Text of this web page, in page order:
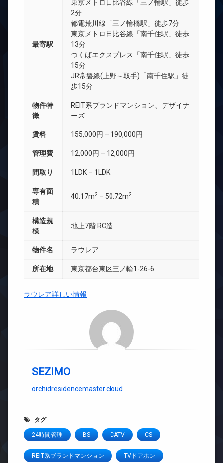
最寄駅
東京メトロ日比谷線「三ノ輪駅」徒歩
2分
都電荒川線「三ノ輪橋駅」徒歩7分
東京メトロ日比谷線「南千住駅」徒歩
13分
つくばエクスプレス「南千住駅」徒歩
15分
JR常磐線(上野～取手)「南千住駅」徒
歩15分
物件特
徴
REIT系ブランドマンション、デザイナ
ーズ
賃料 155,000円 – 190,000円
管理費 12,000円 – 12,000円
間取り 1LDK – 1LDK
専有面
積
40.17m2 – 50.72m2
構造規
模
地上7階 RC造
物件名 ラウレア
所在地 東京都台東区三ノ輪1-26-6
ラウレア詳しい情報
SEZIMO
orchidresidencemaster.cloud
タグ
24時間管理 BS CATV CS
REIT系ブランドマンション TVドアホン